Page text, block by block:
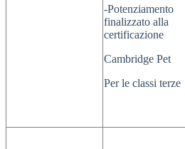
-Potenziamento
finalizzato alla
certificazione
Cambridge Pet
Per le classi terze